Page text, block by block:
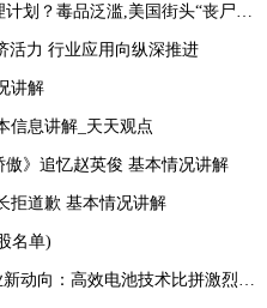
滥,美国街头“丧尸”遍地 白宫:新兴威胁
活力 行业应用向纵深推进
讲解
信息讲解_天天观点
》追忆赵英俊 基本情况讲解
拒道歉 基本情况讲解
名单)
电池技术比拼激烈 光伏厂商掘金第二赛道